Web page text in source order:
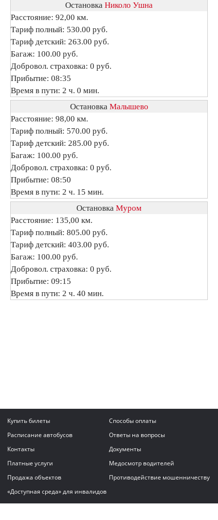
Остановка Николо Ушна
Расстояние: 92,00 км.
Тариф полный: 530.00 руб.
Тариф детский: 263.00 руб.
Багаж: 100.00 руб.
Добровол. страховка: 0 руб.
Прибытие: 08:35
Время в пути: 2 ч. 0 мин.
Остановка Малышево
Расстояние: 98,00 км.
Тариф полный: 570.00 руб.
Тариф детский: 285.00 руб.
Багаж: 100.00 руб.
Добровол. страховка: 0 руб.
Прибытие: 08:50
Время в пути: 2 ч. 15 мин.
Остановка Муром
Расстояние: 135,00 км.
Тариф полный: 805.00 руб.
Тариф детский: 403.00 руб.
Багаж: 100.00 руб.
Добровол. страховка: 0 руб.
Прибытие: 09:15
Время в пути: 2 ч. 40 мин.
Купить билеты
Способы оплаты
Расписание автобусов
Ответы на вопросы
Контакты
Документы
Платные услуги
Медосмотр водителей
Продажа объектов
Противодействие мошенничеству
«Доступная среда» для инвалидов